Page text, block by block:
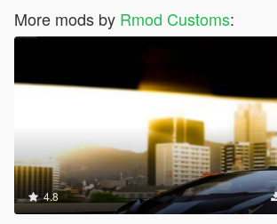
More mods by Rmod Customs:
4.8